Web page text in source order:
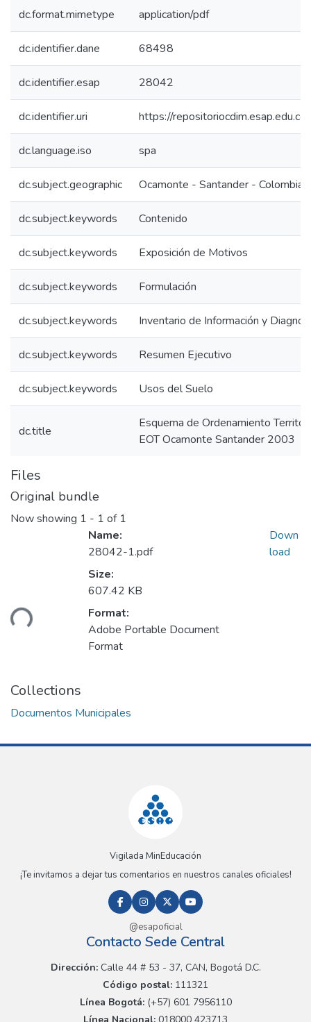
dc.format.mimetype application/pdf
dc.identifier.dane 68498
dc.identifier.esap 28042
dc.identifier.uri https://
dc.language.iso spa
dc.subject.geographic Ocamonte - Santander - Colombia
dc.subject.keywords Contenido
dc.subject.keywords Exposición de Motivos
dc.subject.keywords Formulación
dc.subject.keywords Inventario de Información y
dc.subject.keywords Resumen Ejecutivo
dc.subject.keywords Usos del Suelo
dc.title
Esquema de Ordenamiento
EOT Ocamonte Santander 2003
Files
Original bundle
Now showing 1 - 1 of 1
Name:
28042-1.pdf
Size:
607.42 KB
Format:
Adobe Portable Document
Format
Down
load
Collections
Documentos Municipales
Vigilada MinEducación
¡Te invitamos a dejar tus comentarios en nuestros canales oficiales!
@esapoficial
Contacto Sede Central
Dirección:Calle 44 # 53 - 37, CAN, Bogotá D.C.
Código postal: 111321
Línea Bogotá:(+57) 601 7956110